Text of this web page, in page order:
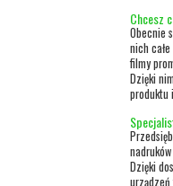
Chcesz
Obecnie
nich
filmy
Dzięki
produktu
Dzięki